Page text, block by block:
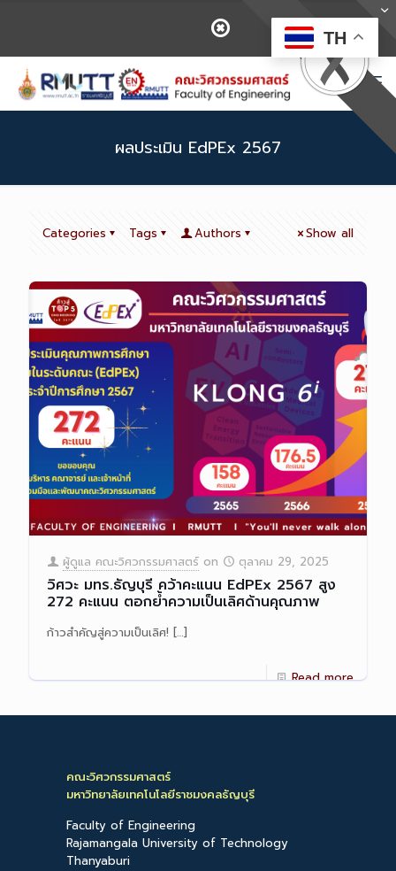
ผลประเมิน EdPEx 2567
Categories Tags Authors Show all
ผู้ดูแล คณะวิศวกรรมศาสตร์ on ตุลาคม 29, 2025
วิศวะ มทร.ธัญบุรี คว้าคะแนน EdPEx 2567 สูง
272 คะแนน ตอกย้ำความเป็นเลิศด้านคุณภาพ
ก้าวสำคัญสู่ความเป็นเลิศ! […]
Read more
คณะวิศวกรรมศาสตร์
มหาวิทยาลัยเทคโนโลยีราชมงคลธัญบุรี
Faculty of Engineering
Rajamangala University of Technology
Thanyaburi
TH